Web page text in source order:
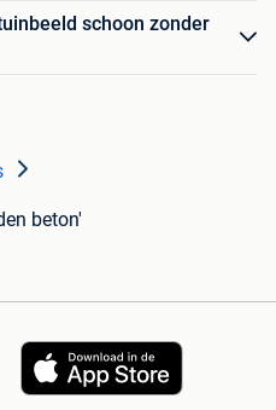
schoon zonder
beton'